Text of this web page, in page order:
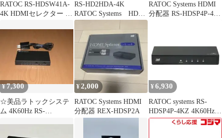
RATOC RS-HDSW41A-
4K HDMIセレクター 動
RS-HD2HDA-4K
RATOC Systems HDMI
音声分離機
RATOC Systems HDMI
分配器 RS-HDSP4P-4K
¥7,300
☆美品ラトックシステ
ム 4K60Hz RS-
¥2,000
RATOC Systems HDMI
分配器 REX-HDSP2A
¥ 6,930
RATOC systems RS-
HDSP4P-4KZ 4K60Hz対
応 1入力4出力 HDMI分